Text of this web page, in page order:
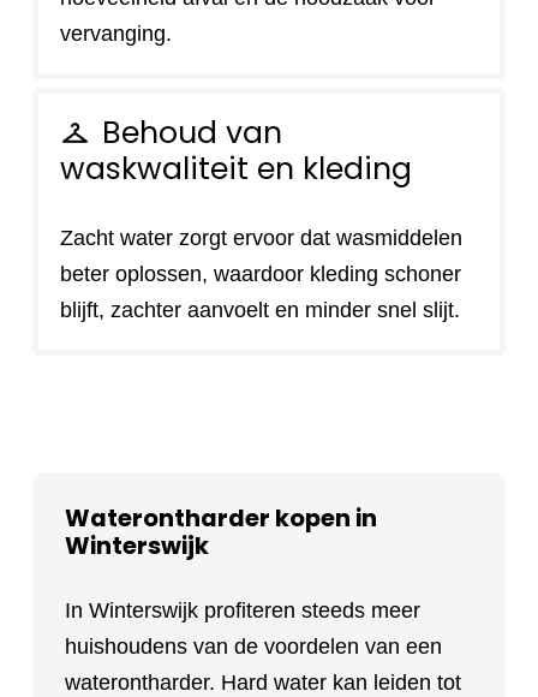
vervanging.
checkroom Behoud van
waskwaliteit en kleding
Zacht water zorgt ervoor dat wasmiddelen
beter oplossen, waardoor kleding schoner
blijft, zachter aanvoelt en minder snel slijt.
Waterontharder kopen in
Winterswijk
In Winterswijk profiteren steeds meer
huishoudens van de voordelen van een
waterontharder. Hard water kan leiden tot